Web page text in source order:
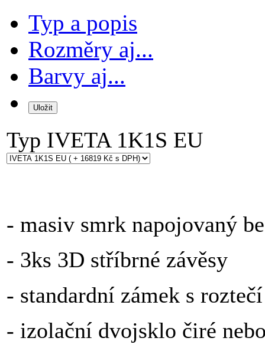
Typ a popis
Rozměry aj...
Barvy aj...
Typ IVETA 1K1S EU
- masiv smrk napojovaný
- 3ks 3D stříbrné závěsy
- standardní zámek s
- izolační dvojsklo čiré